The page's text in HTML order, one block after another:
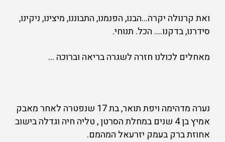
ואת קרנולה יקרה…הבנו, הפנמנו, התבוננו, מיצינו, ניקינו,
סידרנו, בדקנו…. הכל. תנוחי.
מאחלים לכולנו חזרה לשגרה בריאה וברוכה …
נערה מדהימה ויפת תואר, בת 17 שנפטרה לאחר מאבק
אמיץ בן 4 שנים במחלת הסרטן , טליה חיה וגדלה בישוב
אחוזת ברק בעמק יזרעאל המהמם.